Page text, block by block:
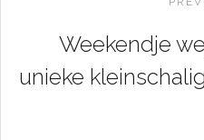
Weekendje
unieke